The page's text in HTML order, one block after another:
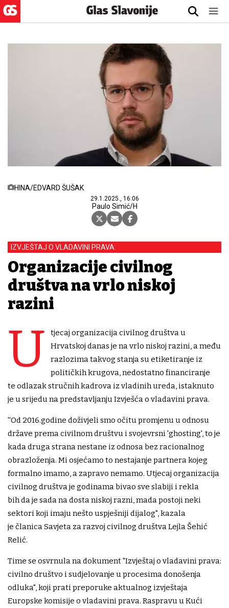
HINA/EDVARD ŠUŠAK
29.1.2025., 16:06
Paulo Simić/H
IZVJEŠTAJ O VLADAVINI PRAVA:
Organizacije civilnog
društva na vrlo niskoj
razini
U
tjecaj organizacija civilnog društva u
Hrvatskoj danas je na vrlo niskoj razini, a među
razlozima takvog stanja su etiketiranje iz
političkih krugova, nedostatno financiranje
te odlazak stručnih kadrova iz vladinih ureda, istaknuto
je u srijedu na predstavljanju Izvješća o vladavini prava.
''Od 2016.godine doživjeli smo očitu promjenu u odnosu
države prema civilnom društvu i svojevrsni 'ghosting', to je
kada druga strana nestane iz odnosa bez racionalnog
obrazloženja. Mi osjećamo to nestajanje partnera kojeg
formalno imamo, a zapravo nemamo. Utjecaj organizacija
civilnog društva je godinama bivao sve slabiji i rekla
bih da je sada na dosta niskoj razni, mada postoji neki
sektori koji imaju nešto uspješniji dijalog", kazala
je članica Savjeta za razvoj civilnog društva Lejla Šehić
Relić.
Time se osvrnula na dokument "Izvještaj o vladavini prava:
civilno društvo i sudjelovanje u procesima donošenja
odluka", koji prati preporuke aktualnog izvještaja
Europske komisije o vladavini prava. Raspravu u Kući